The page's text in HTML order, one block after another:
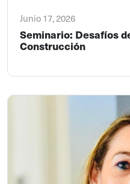
Junio 17, 2026
Seminario: Desafíos
Construcción